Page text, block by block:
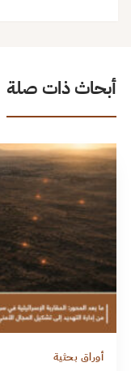
أبحاث ذات صلة
أوراق بحثية